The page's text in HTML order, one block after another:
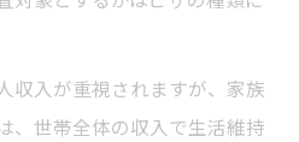
収入が重視されますが、家族
、世帯全体の収入で生活維持